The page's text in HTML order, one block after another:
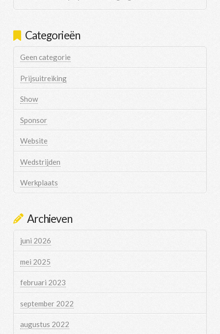
Categorieën
Geen categorie
Prijsuitreiking
Show
Sponsor
Website
Wedstrijden
Werkplaats
Archieven
juni 2026
mei 2025
februari 2023
september 2022
augustus 2022